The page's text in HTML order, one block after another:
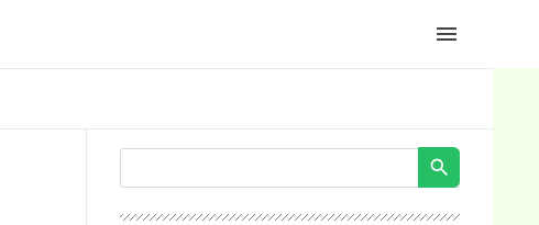
menu